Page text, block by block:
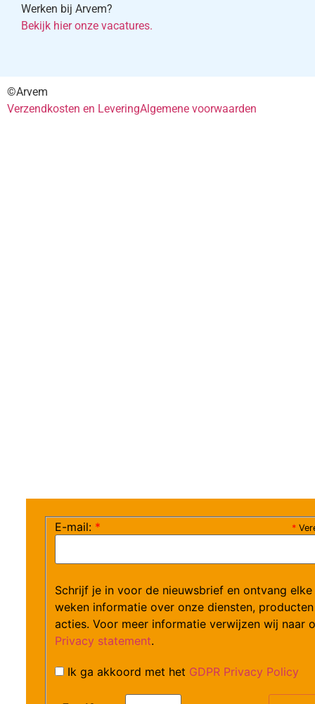
Werken bij Arvem?
Bekijk hier onze vacatures.
©Arvem
Verzendkosten en LeveringAlgemene voorwaarden
*
E-mail: *
Schrijf je in voor de nieuwsbrief en ontvang elke
weken informatie over onze diensten,
acties. Voor meer informatie verwijzen wij naar
Privacy statement.
Ik ga akkoord met het GDPR Privacy Policy